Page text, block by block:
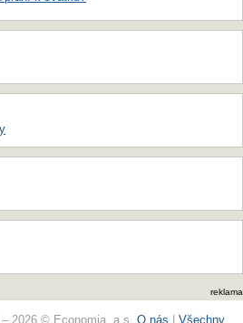
reklama
– 2026 © Economia, a.s. O nás Všechny